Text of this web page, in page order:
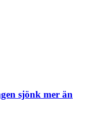
sjönk mer än